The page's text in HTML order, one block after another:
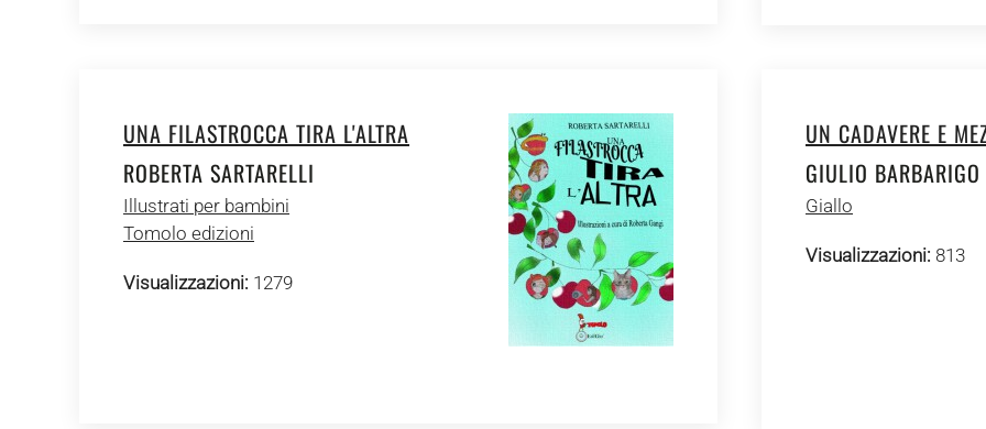
UNA FILASTROCCA TIRA L'ALTRA
ROBERTA SARTARELLI
Illustrati per bambini
Tomolo edizioni
Visualizzazioni: 1279
UN CADAVERE E
GIULIO BARBARIGO
Giallo
Visualizzazioni: 813